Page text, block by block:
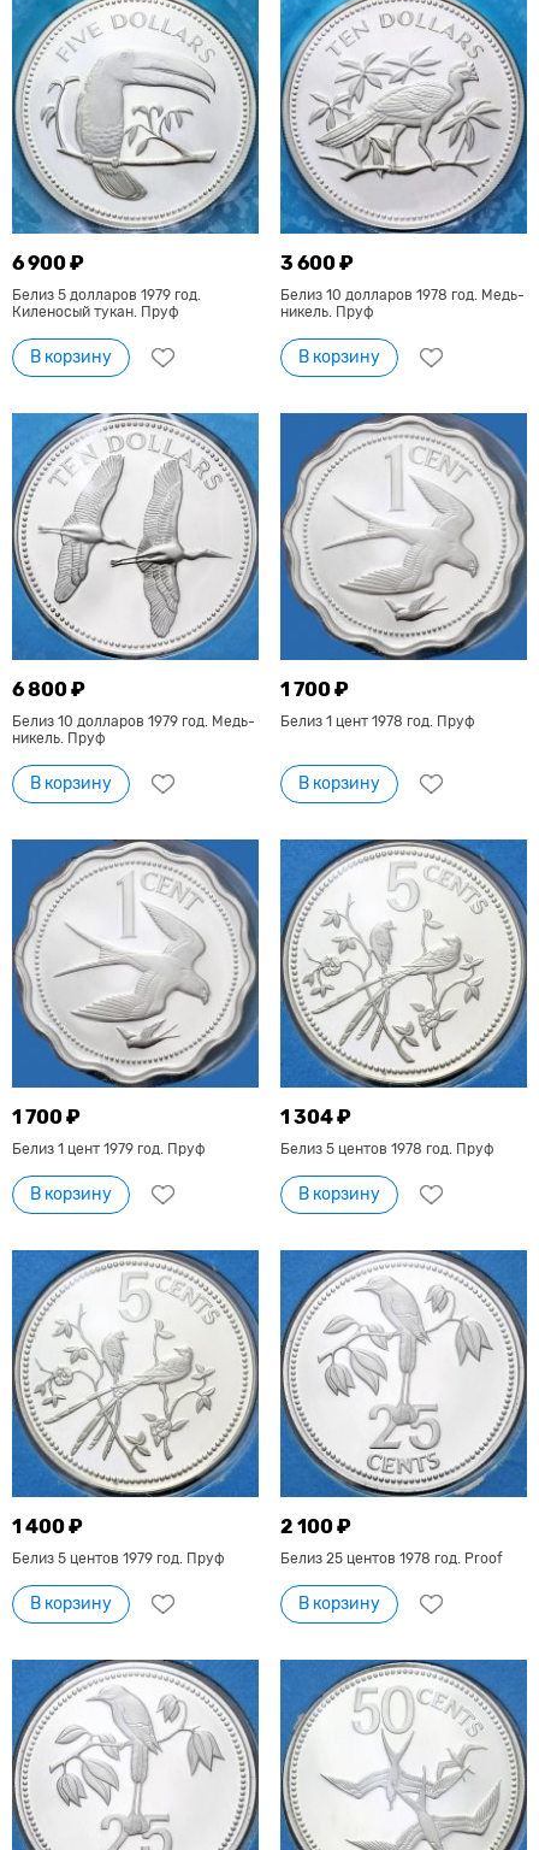
6 900 ₽
Белиз 5 долларов 1979 год.
Киленосый тукан. Пруф
В корзину
3 600 ₽
Белиз 10 долларов 1978 год. Медь-
никель. Пруф
В корзину
6 800 ₽
Белиз 10 долларов 1979 год. Медь-
никель. Пруф
В корзину
1 700 ₽
Белиз 1 цент 1978 год. Пруф
В корзину
1 700 ₽
Белиз 1 цент 1979 год. Пруф
В корзину
1 304 ₽
Белиз 5 центов 1978 год. Пруф
В корзину
1 400 ₽
Белиз 5 центов 1979 год. Пруф
В корзину
2 100 ₽
Белиз 25 центов 1978 год. Proof
В корзину